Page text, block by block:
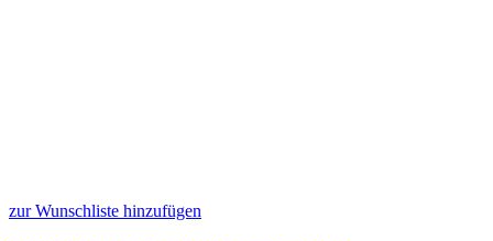
zur Wunschliste hinzufügen